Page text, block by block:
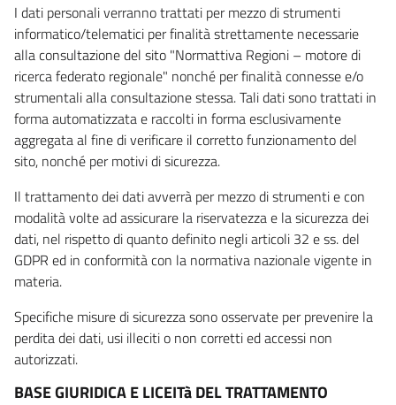
I dati personali verranno trattati per mezzo di strumenti
informatico/telematici per finalità strettamente necessarie
alla consultazione del sito "Normattiva Regioni – motore di
ricerca federato regionale" nonché per finalità connesse e/o
strumentali alla consultazione stessa. Tali dati sono trattati in
forma automatizzata e raccolti in forma esclusivamente
aggregata al fine di verificare il corretto funzionamento del
sito, nonché per motivi di sicurezza.
Il trattamento dei dati avverrà per mezzo di strumenti e con
modalità volte ad assicurare la riservatezza e la sicurezza dei
dati, nel rispetto di quanto definito negli articoli 32 e ss. del
GDPR ed in conformità con la normativa nazionale vigente in
materia.
Specifiche misure di sicurezza sono osservate per prevenire la
perdita dei dati, usi illeciti o non corretti ed accessi non
autorizzati.
BASE GIURIDICA E LICEITà DEL TRATTAMENTO